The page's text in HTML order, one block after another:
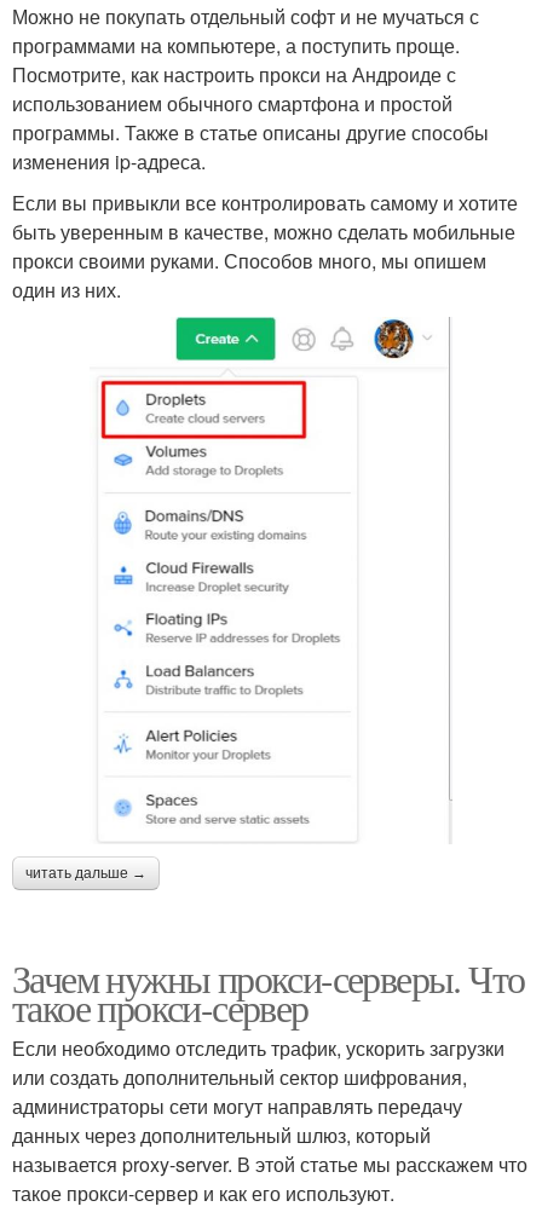
Можно не покупать отдельный софт и не мучаться с
программами на компьютере, а поступить проще.
Посмотрите, как настроить прокси на Андроиде с
использованием обычного смартфона и простой
программы. Также в статье описаны другие способы
изменения ip-адреса.
Если вы привыкли все контролировать самому и хотите
быть уверенным в качестве, можно сделать мобильные
прокси своими руками. Способов много, мы опишем
один из них.
читать дальше →
Зачем нужны прокси-серверы. Что
такое прокси-сервер
Если необходимо отследить трафик, ускорить загрузки
или создать дополнительный сектор шифрования,
администраторы сети могут направлять передачу
данных через дополнительный шлюз, который
называется proxy-server. В этой статье мы расскажем что
такое прокси-сервер и как его используют.